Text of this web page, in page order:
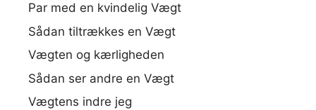
Par med en kvindelig Vægt
Sådan tiltrækkes en Vægt
Vægten og kærligheden
Sådan ser andre en Vægt
Vægtens indre jeg